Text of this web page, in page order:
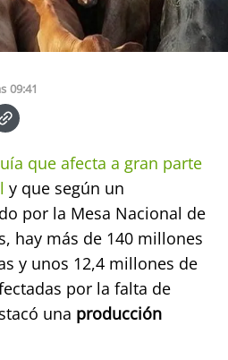
09:41
que afecta a gran parte
y que según un
por la Mesa Nacional de
hay más de 140 millones
y unos 12,4 millones de
por la falta de
una producción